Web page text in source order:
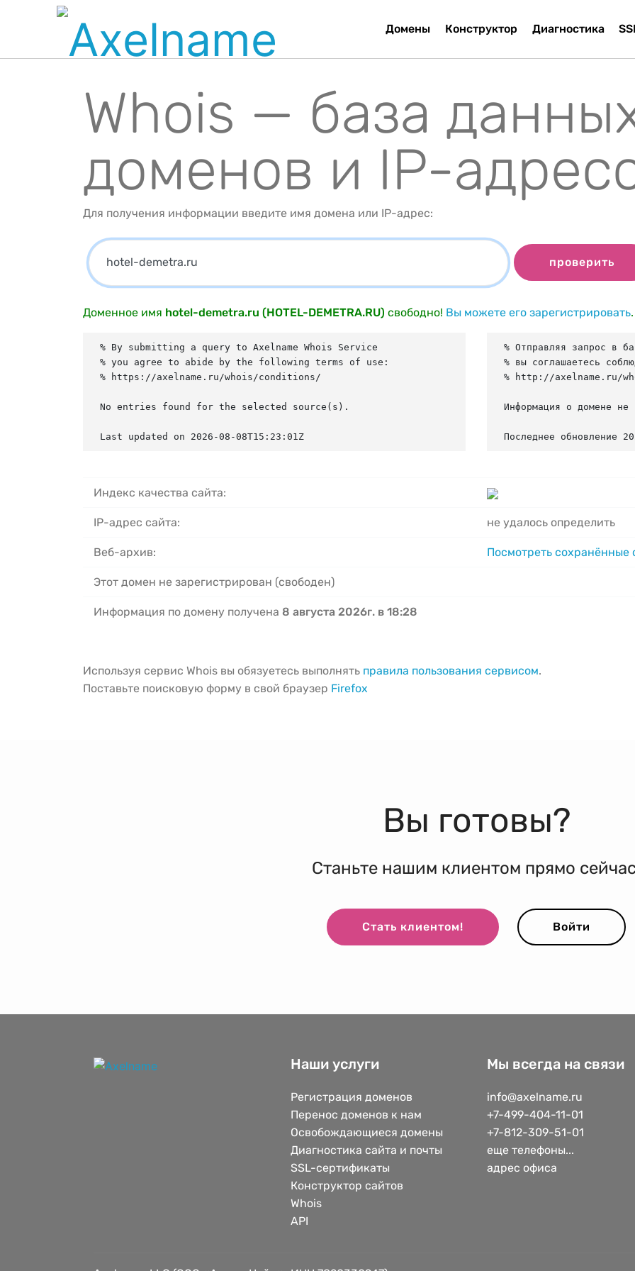
Домены Конструктор Диагностика
Whois — база
доменов и IP-
Для получения информации введите имя домена или IP-адрес:
проверить
Доменное имя hotel-demetra.ru (HOTEL-DEMETRA.RU) свободно! Вы можете его зарегистрировать.
% By submitting a query to Axelname Whois Service
% you agree to abide by the following terms of use:
% https://axelname.ru/whois/conditions/
No entries found for the selected source(s).
Last updated on 2026-08-08T15:23:01Z
% Отправляя запрос в
% вы соглашаетесь
% http://axelname.ru/
Информация о домене не
Последнее обновление
Индекс качества сайта:
IP-адрес сайта: не удалось определить
Веб-архив: Посмотреть сохранённые
Этот домен не зарегистрирован (свободен)
Информация по домену получена 8 августа 2026г. в 18:28
Используя сервис Whois вы обязуетесь выполнять правила пользования сервисом.
Поставьте поисковую форму в свой браузер Firefox
Вы готовы?
Станьте нашим клиентом прямо
Стать клиентом! Войти
Наши услуги
Регистрация доменов
Перенос доменов к нам
Освобождающиеся домены
Диагностика сайта и почты
SSL-сертификаты
Конструктор сайтов
Whois
API
Мы всегда на связи
info@axelname.ru
+7-499-404-11-01
+7-812-309-51-01
еще телефоны...
адрес офиса